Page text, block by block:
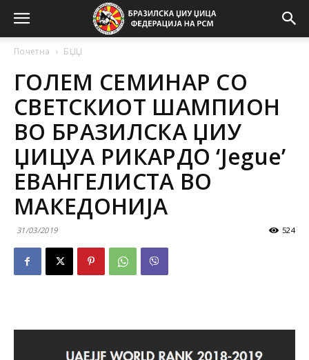
Почетна БЏЏ
ГОЛЕМ СЕМИНАР СО
СВЕТСКИОТ ШАМПИОН
ВО БРАЗИЛСКА ЏИУ
ЏИЦУА РИКАРДО ‘Jegue’
ЕВАНГЕЛИСТА ВО
МАКЕДОНИЈА
31/03/2019 524